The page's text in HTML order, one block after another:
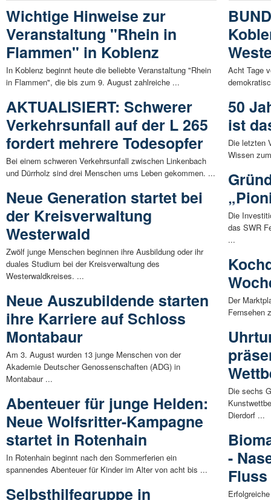
Wichtige Hinweise zur
Veranstaltung "Rhein in
Flammen" in Koblenz
In Koblenz beginnt heute die beliebte Veranstaltung "Rhein
in Flammen", die bis zum 9. August zahlreiche ...
AKTUALISIERT: Schwerer
Verkehrsunfall auf der L 265
fordert mehrere Todesopfer
Bei einem schweren Verkehrsunfall zwischen Linkenbach
und Dürrholz sind drei Menschen ums Leben gekommen. ...
Neue Generation startet bei
der Kreisverwaltung
Westerwald
Zwölf junge Menschen beginnen ihre Ausbildung oder ihr
duales Studium bei der Kreisverwaltung des
Westerwaldkreises. ...
Neue Auszubildende starten
ihre Karriere auf Schloss
Montabaur
Am 3. August wurden 13 junge Menschen von der
Akademie Deutscher Genossenschaften (ADG) in
Montabaur ...
Abenteuer für junge Helden:
Neue Wolfsritter-Kampagne
startet in Rotenhain
In Rotenhain beginnt nach den Sommerferien ein
spannendes Abenteuer für Kinder im Alter von acht bis ...
Selbsthilfegruppe in
Acht Tage
50
ist
Die letzten
Wissen
Die
das SWR
...
Der
Fernsehen
Die sechs
Dierdorf ...
-
Fluss